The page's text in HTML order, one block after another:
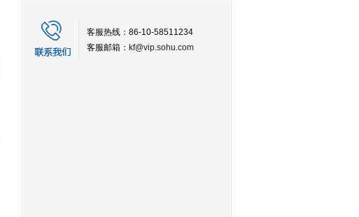
客服热线：86-10-58511234
客服邮箱： kf@vip.sohu.com